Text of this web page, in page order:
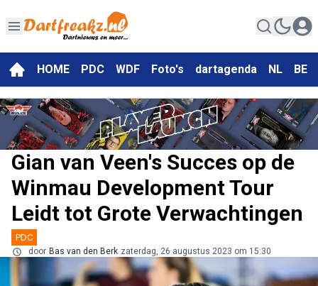
HOME PDC WDF Foto's dartagenda NL BE
Gian van Veen's Succes op de
Winmau Development Tour
Leidt tot Grote Verwachtingen
PDC
door Bas van den Berk zaterdag, 26 augustus 2023 om 15:30